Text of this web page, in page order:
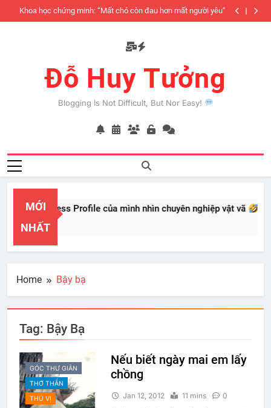
to
Khoa học chứng minh: “Mất chó còn đau hơn mất người yêu”
Đỗ Huy Tưởng
Blogging Is Not Difficult, But Nor Easy!
MỚI
NHẤT
Business Profile của mình nhìn chuyên nghiệp vật vã
22, 2026
Home Bậy bạ
Tag: Bậy Bạ
GÓC THƯ GIÃN
THƠ THẨN
THÚ VỊ
Nếu biết ngày mai em lấy
chồng
Jan 12, 2012 11 mins 0